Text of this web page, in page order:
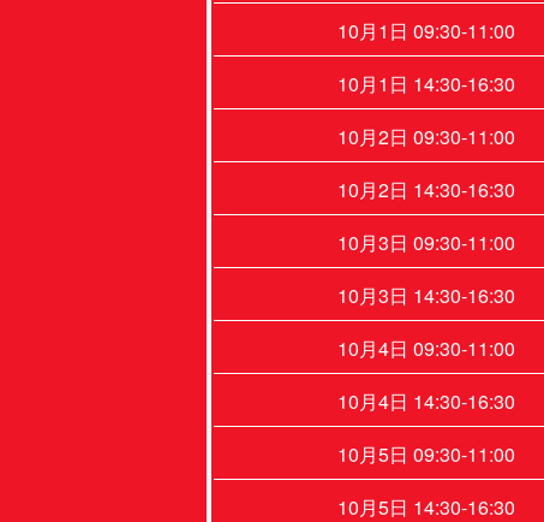
10月1日 09:30-11:00
10月1日 14:30-16:30
10月2日 09:30-11:00
10月2日 14:30-16:30
10月3日 09:30-11:00
10月3日 14:30-16:30
10月4日 09:30-11:00
10月4日 14:30-16:30
10月5日 09:30-11:00
10月5日 14:30-16:30